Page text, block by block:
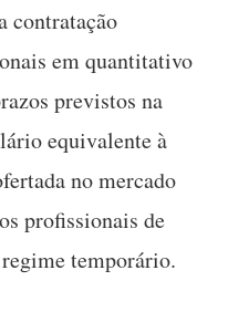
contratação
em quantitativo
previstos na
equivalente à
no mercado
profissionais de
temporário.